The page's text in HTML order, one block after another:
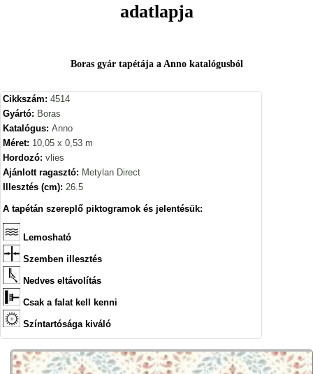
adatlapja
Boras gyár tapétája a Anno katalógusból
Cikkszám: 4514
Gyártó: Boras
Katalógus: Anno
Méret: 10,05 x 0,53 m
Hordozó: vlies
Ajánlott ragasztó: Metylan Direct
Illesztés (cm): 26.5
A tapétán szereplő piktogramok és jelentésük:
Lemosható
Szemben illesztés
Nedves eltávolítás
Csak a falat kell kenni
Színtartósága kiváló